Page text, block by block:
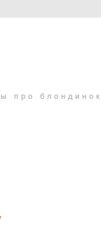
про